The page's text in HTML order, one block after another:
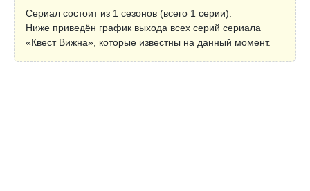
Сериал состоит из 1 сезонов (всего 1 серии).
Ниже приведён график выхода всех серий сериала
«Квест Вижна», которые известны на данный момент.